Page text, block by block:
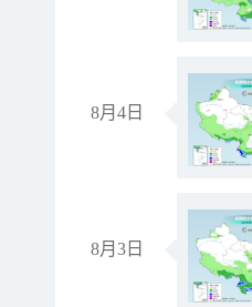
8月4日
8月3日